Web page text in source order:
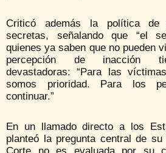
Criticó además la política de
secretas, señalando que “el
quienes ya saben que no pueden
percepción de inacción
devastadoras: “Para las
somos prioridad. Para los
continuar.”
En un llamado directo a los
planteó la pregunta central de su